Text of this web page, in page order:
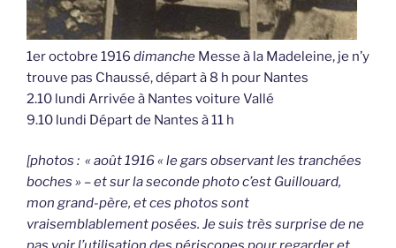
1er octobre 1916 dimanche Messe à la Madeleine, je n’y
trouve pas Chaussé, départ à 8 h pour Nantes
2.10 lundi Arrivée à Nantes voiture Vallé
9.10 lundi Départ de Nantes à 11 h
[photos : « août 1916 « le gars observant les tranchées
boches » – et sur la seconde photo c’est Guillouard,
mon grand-père, et ces photos sont
vraisemblablement posées. Je suis très surprise de ne